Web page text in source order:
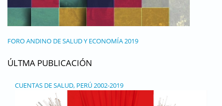
FORO ANDINO DE SALUD Y ECONOMÍA 2019
ÚLTMA PUBLICACIÓN
CUENTAS DE SALUD, PERÚ 2002-2019